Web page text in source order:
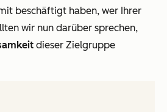
beschäftigt haben, wer Ihrer
wir nun darüber sprechen,
dieser Zielgruppe